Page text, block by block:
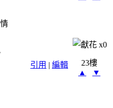
x0
引用 | 編輯
23樓
▲
▼